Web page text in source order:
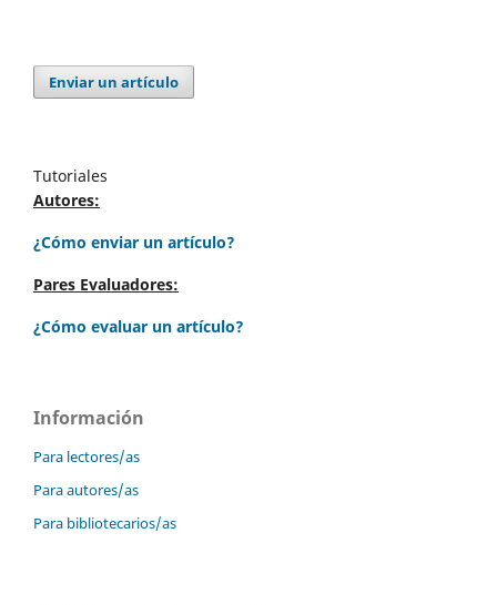
Enviar un artículo
Tutoriales
Autores:
¿Cómo enviar un artículo?
Pares Evaluadores:
¿Cómo evaluar un artículo?
Información
Para lectores/as
Para autores/as
Para bibliotecarios/as